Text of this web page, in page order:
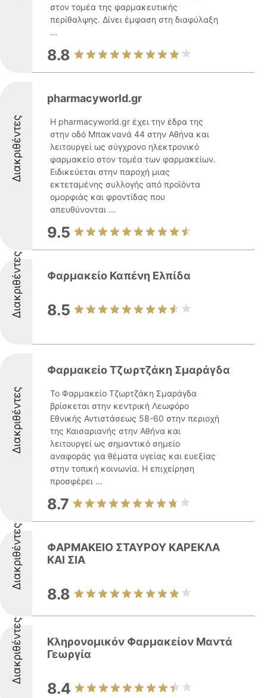
στον τομέα της φαρμακευτικής
περίθαλψης. Δίνει έμφαση στη διαφύλαξη
...
8.8
Διακριθέντες
pharmacyworld.gr
Η pharmacyworld.gr έχει την έδρα της
στην οδό Μπακνανά 44 στην Αθήνα και
λειτουργεί ως σύγχρονο ηλεκτρονικό
φαρμακείο στον τομέα των φαρμακείων.
Ειδικεύεται στην παροχή μιας
εκτεταμένης συλλογής από προϊόντα
ομορφιάς και φροντίδας που
απευθύνονται ...
9.5
Διακριθέντες Φαρμακείο Καπένη Ελπίδα
8.5
Διακριθέντες
Φαρμακείο Τζωρτζάκη Σμαράγδα
Το Φαρμακείο Τζωρτζάκη Σμαράγδα
βρίσκεται στην κεντρική Λεωφόρο
Εθνικής Αντιστάσεως 58-60 στην περιοχή
της Καισαριανής στην Αθήνα και
λειτουργεί ως σημαντικό σημείο
αναφοράς για θέματα υγείας και ευεξίας
στην τοπική κοινωνία. Η επιχείρηση
προσφέρει ...
8.7
Διακριθέντες
ΦΑΡΜΑΚΕΙΟ ΣΤΑΥΡΟΥ ΚΑΡΕΚΛΑ
ΚΑΙ ΣΙΑ
8.8
Διακριθέντες
Kληρονομικόν Φαρμακείον Μαντά
Γεωργία
8.4